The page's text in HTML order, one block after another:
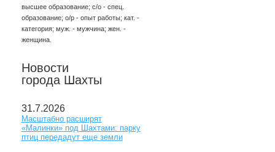
высшее образование; с/о - спец.
образование; о/р - опыт работы; кат. -
категория; муж. - мужчина; жен. -
женщина.
Новости
города Шахты
31.7.2026
Масштабно расширят
«Малинки» под Шахтами: парку
птиц передадут еще земли